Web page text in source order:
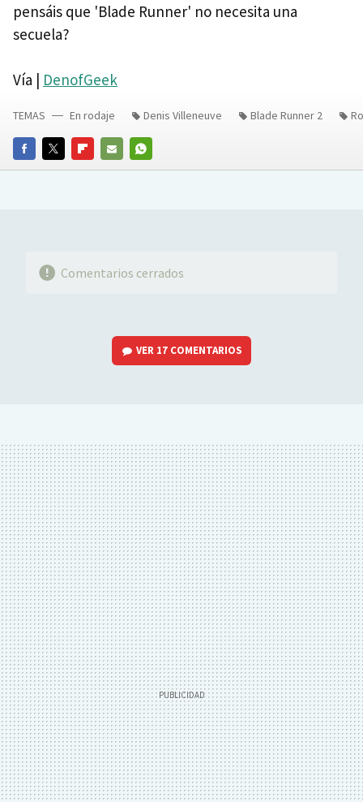
pensáis que 'Blade Runner' no necesita una
secuela?
Vía | DenofGeek
FACEBOOKTWITTERFLIPBOARD
E-
WHATSAPP
TEMAS En rodaje Denis Villeneuve Blade Runner 2
Comentarios cerrados
VER 17 COMENTARIOS